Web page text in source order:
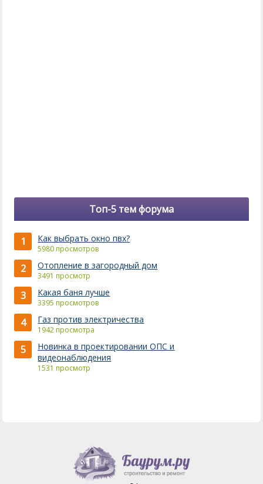
Топ-5 тем форума
1 Как выбрать окно пвх?
5980 просмотров
2 Отопление в загородный дом
3491 просмотр
3 Какая баня лучше
3395 просмотров
4 Газ против электричества
1942 просмотра
5
Новинка в проектировании ОПС и
видеонаблюдения
1531 просмотр